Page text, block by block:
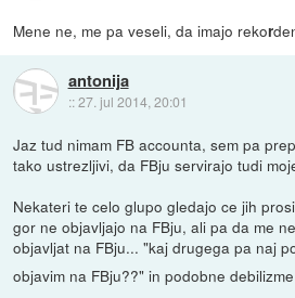
Mene ne, me pa veseli, da imajo rekor
antonija
::27. jul 2014, 20:01
Jaz tud nimam FB accounta, sem pa
tako ustrezljivi, da FBju servirajo tudi
Nekateri te celo glupo gledajo ce jih
gor ne objavljajo na FBju, ali pa da me
objavljat na FBju... "kaj drugega pa naj
objavim na FBju??" in podobne